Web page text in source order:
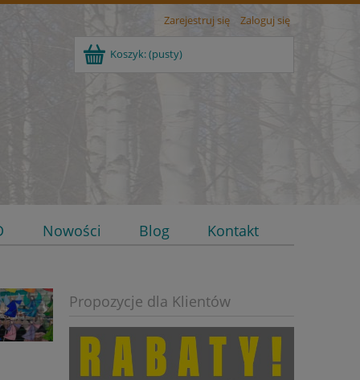
Zarejestruj się Zaloguj się
Koszyk:(pusty)
Nowości Blog
Kontakt
Propozycje dla Klientów